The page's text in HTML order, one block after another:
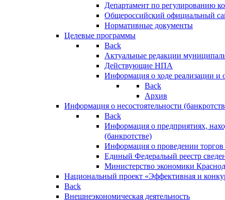
Департамент по регулированию
Общероссийский официальный
Нормативные документы
Целевые программы
Back
Актуальные редакции
Действующие НПА
Информация о ходе реализации
Back
Архив
Информация о несостоятельности
Back
Информация о предприятиях,
(банкротстве)
Информация о проведении
Единый Федеральый реестр
Министерство экономики
Национальный проект «Эффективная и
Back
Внешнеэкономическая деятельность